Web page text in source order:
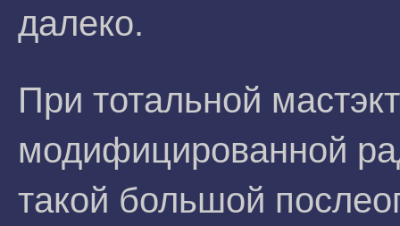
далеко.
При тотальной
модифицированной
такой большой